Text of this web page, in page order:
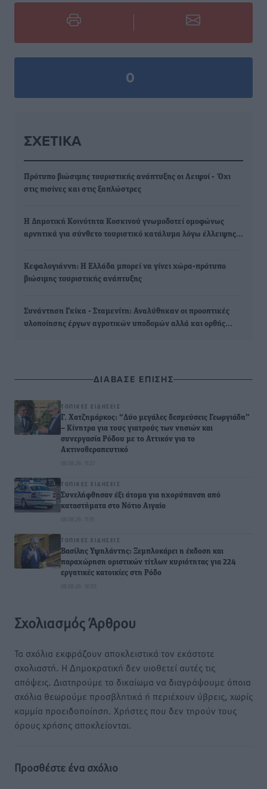
0
ΣΧΕΤΙΚΆ
Πρότυπο βιώσιμης τουριστικής ανάπτυξης οι Λειψοί - Όχι
στις πισίνες και στις ξαπλώστρες
Η Δημοτική Κοινότητα Κοσκινού γνωμοδοτεί ομοφώνως
αρνητικά για σύνθετο τουριστικό κατάλυμα λόγω έλλειψης…
Κεφαλογιάννη: Η Ελλάδα μπορεί να γίνει χώρα-πρότυπο
βιώσιμης τουριστικής ανάπτυξης
Συνάντηση Γκίκα - Σταμενίτη: Αναλύθηκαν οι προοπτικές
υλοποίησης έργων αγροτικών υποδομών αλλά και ορθής…
ΔΙΑΒΑΣΕ ΕΠΙΣΗΣ
ΤΟΠΙΚΈΣ ΕΙΔΉΣΕΙΣ
Γ. Χατζημάρκος: “Δύο μεγάλες δεσμεύσεις Γεωργιάδη”
– Κίνητρα για τους γιατρούς των νησιών και
συνεργασία Ρόδου με το Αττικόν για το
Ακτινοθεραπευτικό
08.08.26 · 11:27
ΤΟΠΙΚΈΣ ΕΙΔΉΣΕΙΣ
Συνελήφθησαν έξι άτομα για ηχορύπανση από
καταστήματα στο Νότιο Αιγαίο
08.08.26 · 11:15
ΤΟΠΙΚΈΣ ΕΙΔΉΣΕΙΣ
Βασίλης Υψηλάντης: Ξεμπλοκάρει η έκδοση και
παραχώρηση οριστικών τίτλων κυριότητας για 224
εργατικές κατοικίες στη Ρόδο
08.08.26 · 10:55
Σχολιασμός Άρθρου
Τα σχόλια εκφράζουν αποκλειστικά τον εκάστοτε
σχολιαστή. Η Δημοκρατική δεν υιοθετεί αυτές τις
απόψεις. Διατηρούμε το δικαίωμα να διαγράψουμε όποια
σχόλια θεωρούμε προσβλητικά ή περιέχουν ύβρεις, χωρίς
καμμία προειδοποίηση. Χρήστες που δεν τηρούν τους
όρους χρήσης αποκλείονται.
Προσθέστε ένα σχόλιο